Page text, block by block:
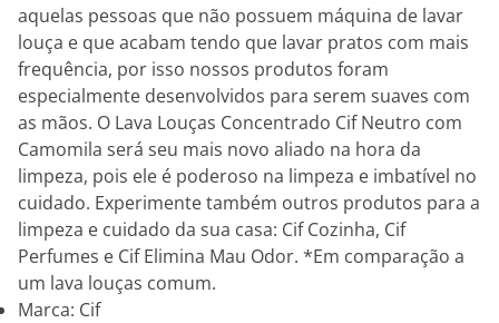
aquelas pessoas que não possuem máquina de lavar
louça e que acabam tendo que lavar pratos com mais
frequência, por isso nossos produtos foram
especialmente desenvolvidos para serem suaves com
as mãos. O Lava Louças Concentrado Cif Neutro com
Camomila será seu mais novo aliado na hora da
limpeza, pois ele é poderoso na limpeza e imbatível no
cuidado. Experimente também outros produtos para a
limpeza e cuidado da sua casa: Cif Cozinha, Cif
Perfumes e Cif Elimina Mau Odor. *Em comparação a
um lava louças comum.
Marca: Cif